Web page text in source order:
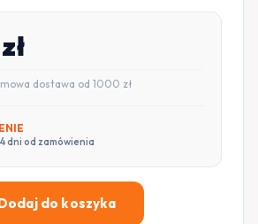
zł
dostawa od 1000 zł
dni od zamówienia
do koszyka